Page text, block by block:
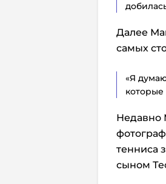
Далее
самых
«Я
которые
Недавно
тенниса
сыном